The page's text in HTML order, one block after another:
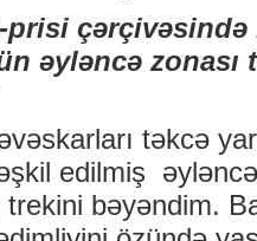
prisi
əyləncə
təkcə
edilmiş
bəyəndim.